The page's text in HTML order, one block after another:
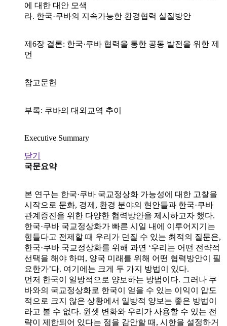
에 대한 대안 모색
라. 한국·쿠바의 지속가능한 환경협력 실질방안
제6장 결론: 한국·쿠바 협력을 통한 공동 발전을 위한 제
언
참고문헌
부록: 쿠바의 대외교역 추이
Executive Summary
닫기
국문요약
본 연구는 한국·쿠바 국교정상화 가능성에 대한 고찰을
시작으로 문화, 경제, 환경 분야의 현안들과 한국·쿠바
관계증진을 위한 다양한 협력방안을 제시하고자 했다.
한국·쿠바 국교정상화가 빠른 시일 내에 이루어지기는
힘들다고 전제할 때 우리가 던질 수 있는 최적의 질문은,
한국·쿠바 국교정상화를 위해 과연 ‘우리는 어떤 전략적
선택을 해야 하며, 양국 미래를 위해 어떤 협력방안이 필
요한가’다. 여기에는 크게 두 가지 방법이 있다.
먼저 한국이 일방적으로 양보하는 방법이다. 그러나 쿠
바와의 국교정상화로 한국이 얻을 수 있는 이익이 압도
적으로 크지 않은 상황에서 일방적 양보는 좋은 방법이
라고 볼 수 없다. 윈셋 변화와 우리가 사용할 수 있는 전
략이 제한되어 있다는 점을 감안할 때, 시한을 설정하거